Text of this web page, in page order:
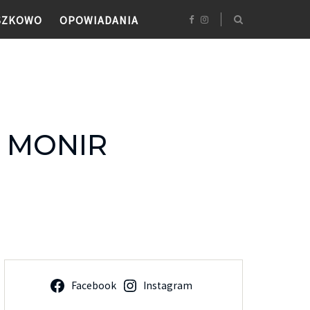
OPOWIADANIA
MONIR
Facebook Instagram